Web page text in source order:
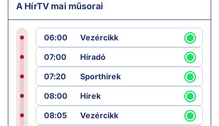
A HírTV mai műsorai
06:00
Vezércikk
07:00
Híradó
07:20
Sporthírek
08:00
Hírek
08:05
Vezércikk